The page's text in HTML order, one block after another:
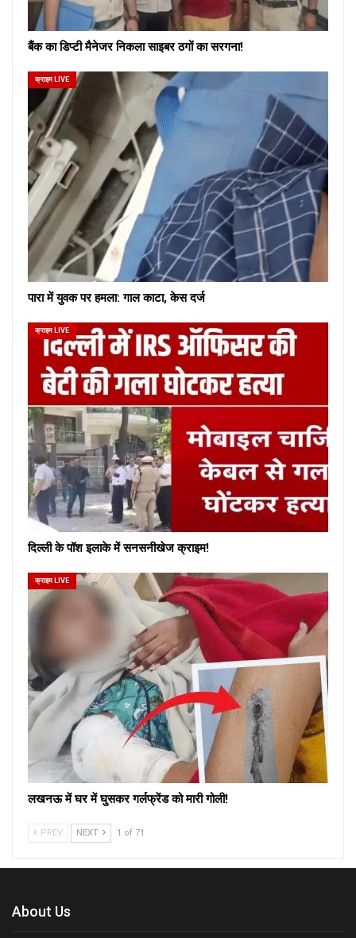
बैंक का डिप्टी मैनेजर निकला साइबर ठगों का सरगना!
क्राइम LIVE
पारा में युवक पर हमला: गाल काटा, केस दर्ज
क्राइम LIVE
दिल्ली के पॉश इलाके में सनसनीखेज क्राइम!
क्राइम LIVE
लखनऊ में घर में घुसकर गर्लफ्रेंड को मारी गोली!
PREV NEXT 1 of 71
About Us